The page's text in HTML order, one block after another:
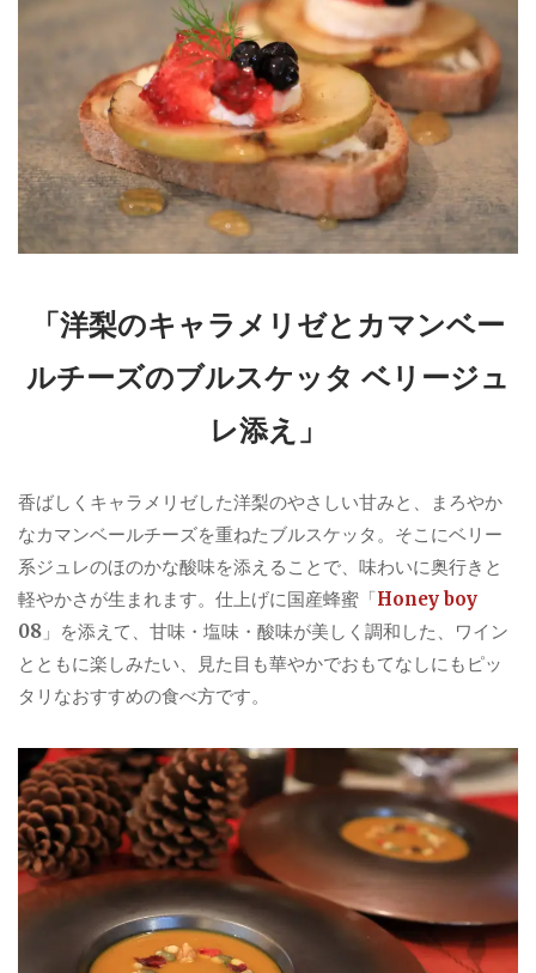
「洋梨のキャラメリゼとカマンベー
ルチーズのブルスケッタ ベリージュ
レ添え」
香ばしくキャラメリゼした洋梨のやさしい甘みと、まろやか
なカマンベールチーズを重ねたブルスケッタ。そこにベリー
系ジュレのほのかな酸味を添えることで、味わいに奥行きと
軽やかさが生まれます。仕上げに国産蜂蜜「Honey boy
08 」を添えて、甘味・塩味・酸味が美しく調和した、ワイン
とともに楽しみたい、見た目も華やかでおもてなしにもピッ
タリなおすすめの食べ方です。